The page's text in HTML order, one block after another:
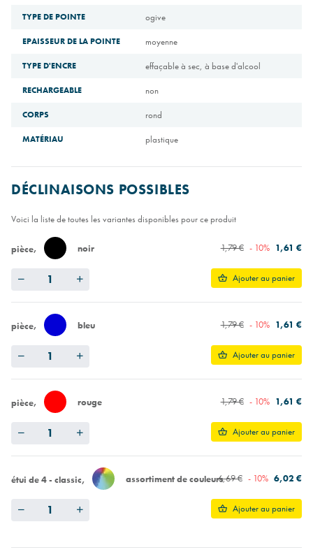
TYPE DE POINTE ogive
EPAISSEUR DE LA POINTE moyenne
TYPE D'ENCRE effaçable à sec, à base d'alcool
RECHARGEABLE non
CORPS rond
MATÉRIAU plastique
DÉCLINAISONS POSSIBLES
Voici la liste de toutes les variantes disponibles pour ce produit
pièce noir 1,79 € - 10% 1,61 €
Ajouter au panier
pièce bleu 1,79 € - 10% 1,61 €
Ajouter au panier
pièce rouge 1,79 € - 10% 1,61 €
Ajouter au panier
étui de 4 - classic assortiment de couleurs6,69 € - 10% 6,02 €
Ajouter au panier